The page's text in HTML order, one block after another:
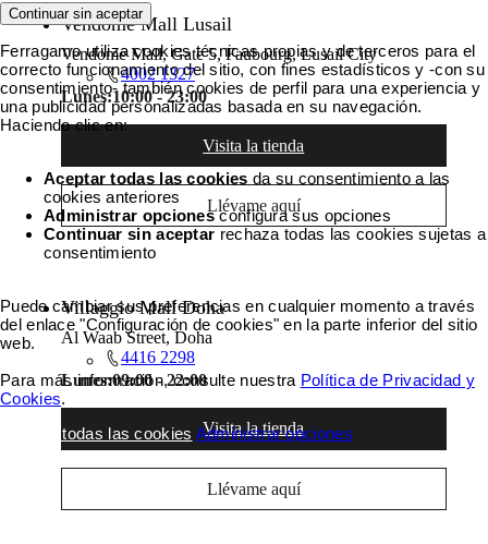
Vendome Mall Lusail
Vendome Mall, Gate 5, Faubourg, Lusail City
4002 1327
Lunes:10:00 - 23:00
Visita la tienda
Llévame aquí
Villaggio Mall Doha
Al Waab Street, Doha
4416 2298
Lunes:09:00 - 22:00
Visita la tienda
Llévame aquí
Continuar sin aceptar
Ferragamo utiliza cookies técnicas propias y de terceros para el
correcto funcionamiento del sitio, con fines estadísticos y -con su
consentimiento- también cookies de perfil para una experiencia y
una publicidad personalizadas basada en su navegación.
Haciendo clic en:
Aceptar todas las cookies da su consentimiento a las
cookies anteriores
Administrar opcionesconfigura sus opciones
Continuar sin aceptar rechaza todas las cookies sujetas a
consentimiento
Puede cambiar sus preferencias en cualquier momento a través
del enlace "Configuración de cookies" en la parte inferior del sitio
web.
Para más información, consulte nuestra Política de Privacidad y
Cookies.
Aceptar todas las cookies Administrar opciones